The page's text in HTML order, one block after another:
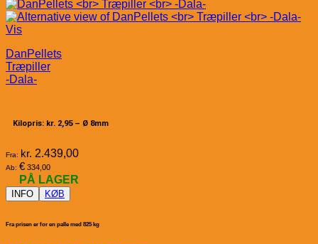
Vis
DanPellets
Træpiller
-Dala-
Kilopris: kr. 2,95 – Ø 8mm
Fra: kr. 2.439,00
Ab: € 334,00
PÅ LAGER
INFO KØB
Fra prisen er for en palle med 825 kg